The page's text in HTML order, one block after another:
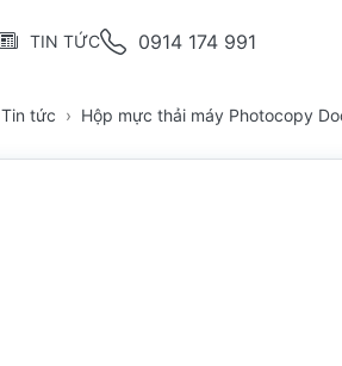
TIN TỨC 0914 174 991
Tin tức Hộp mực thải máy Photocopy